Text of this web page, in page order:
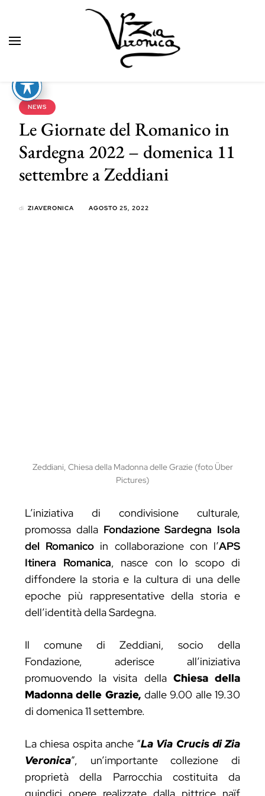
Zia Veronica
NEWS
Le Giornate del Romanico in
Sardegna 2022 – domenica 11
settembre a Zeddiani
di ZIAVERONICA AGOSTO 25, 2022
Zeddiani, Chiesa della Madonna delle Grazie (foto Über
Pictures)
L’iniziativa di condivisione culturale,
promossa dalla Fondazione Sardegna Isola
del Romanico in collaborazione con l’APS
Itinera Romanica, nasce con lo scopo di
diffondere la storia e la cultura di una delle
epoche più rappresentative della storia e
dell’identità della Sardegna.
Il comune di Zeddiani, socio della
Fondazione, aderisce all’iniziativa
promuovendo la visita della Chiesa della
Madonna delle Grazie, dalle 9.00 alle 19.30
di domenica 11 settembre.
La chiesa ospita anche “La Via Crucis di Zia
Veronica”, un’importante collezione di
proprietà della Parrocchia costituita da
quindici opere realizzate dalla pittrice naïf